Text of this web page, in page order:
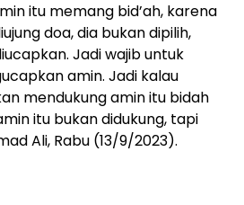
itu memang bid’ah, karena
doa, dia bukan dipilih,
Jadi wajib untuk
amin. Jadi kalau
mendukung amin itu bidah
itu bukan didukung, tapi
Ali, Rabu (13/9/2023).